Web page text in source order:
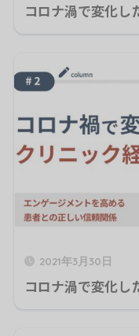
コロナ渦で変化し
2021年3月30日
コロナ渦で変化し